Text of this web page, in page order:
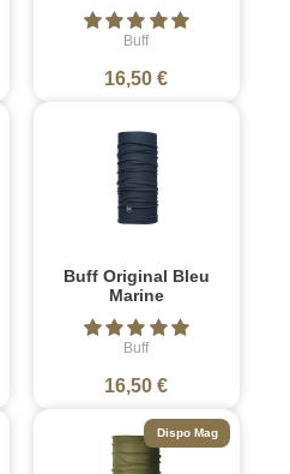
Buff
16,50 €
Buff Original Bleu
Marine
Buff
16,50 €
Dispo Mag